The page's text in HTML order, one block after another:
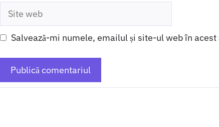
Site
Salvează-mi numele, emailul și site-ul web în